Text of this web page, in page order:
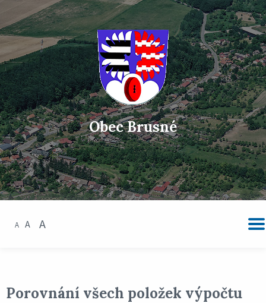
Obec Brusné
A A A
Porovnání všech položek výpočtu